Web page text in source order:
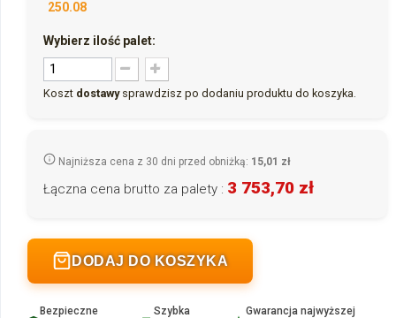
250.08
Wybierz ilość palet:
Koszt dostawysprawdzisz po dodaniu produktu do koszyka.
Najniższa cena z 30 dni przed obniżką: 15,01 zł
Łączna cena brutto za palety : 3 753,70 zł
DODAJ DO KOSZYKA
Bezpieczne
Szybka
Gwarancja najwyższej